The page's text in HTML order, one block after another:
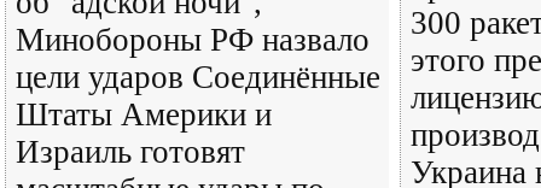
Минобороны РФ назвало
цели ударов Соединённые
Штаты Америки и
Израиль готовят
300
этого
Украина